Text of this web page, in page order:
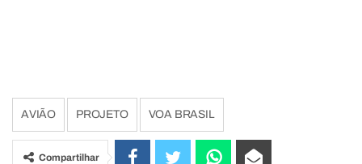
AVIÃO PROJETO VOA BRASIL
Compartilhar